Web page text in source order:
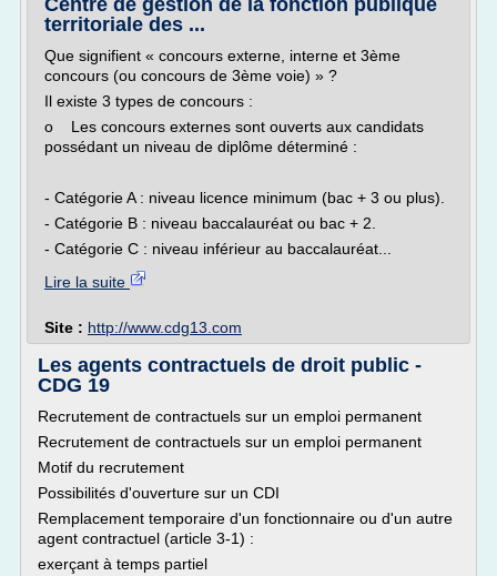
Centre de gestion de la fonction publique
territoriale des ...
Que signifient « concours externe, interne et 3ème
concours (ou concours de 3ème voie) » ?
Il existe 3 types de concours :
o Les concours externes sont ouverts aux candidats
possédant un niveau de diplôme déterminé :
- Catégorie A : niveau licence minimum (bac + 3 ou plus).
- Catégorie B : niveau baccalauréat ou bac + 2.
- Catégorie C : niveau inférieur au baccalauréat...
Lire la suite
Site : http://www.cdg13.com
Les agents contractuels de droit public -
CDG 19
Recrutement de contractuels sur un emploi permanent
Recrutement de contractuels sur un emploi permanent
Motif du recrutement
Possibilités d'ouverture sur un CDI
Remplacement temporaire d'un fonctionnaire ou d'un autre
agent contractuel (article 3-1) :
exerçant à temps partiel